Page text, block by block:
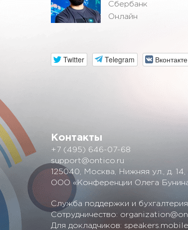
Сбербанк
Онлайн
Twitter Telegram Вконтакте
Контакты
+7 (495) 646-07-68
support@ontico.ru
125040, Москва, Нижняя ул., д. 14,
ООО «Конференции Олега
Служба поддержки и
Сотрудничество:
Для докладчиков: